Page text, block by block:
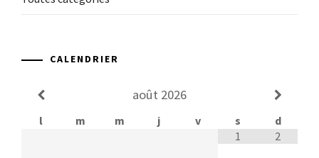
CALENDRIER
août 2026
l m m j v s
d
1
2